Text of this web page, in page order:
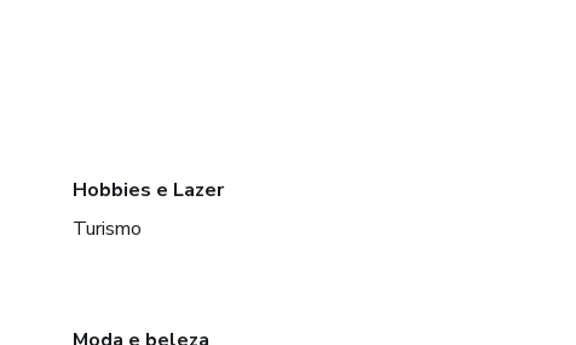
Hobbies e Lazer
Turismo